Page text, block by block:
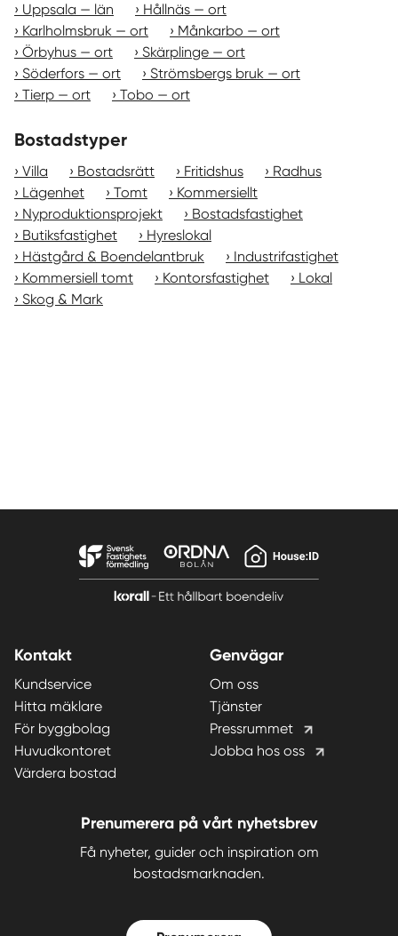
Uppsala — län
Hållnäs — ort
Karlholmsbruk — ort
Månkarbo — ort
Örbyhus — ort
Skärplinge — ort
Söderfors — ort
Strömsbergs bruk — ort
Tierp — ort
Tobo — ort
Bostadstyper
Villa Bostadsrätt Fritidshus
Radhus
Lägenhet
Tomt
Kommersiellt
Nyproduktionsprojekt
Bostadsfastighet
Butiksfastighet
Hyreslokal
Hästgård & Boendelantbruk
Industrifastighet
Kommersiell tomt
Kontorsfastighet
Lokal
Skog & Mark
Kontakt
Kundservice
Hitta mäklare
För byggbolag
Huvudkontoret
Värdera bostad
Genvägar
Om oss
Tjänster
Pressrummet
Jobba hos oss
Prenumerera på vårt nyhetsbrev
Få nyheter, guider och inspiration om
bostadsmarknaden.